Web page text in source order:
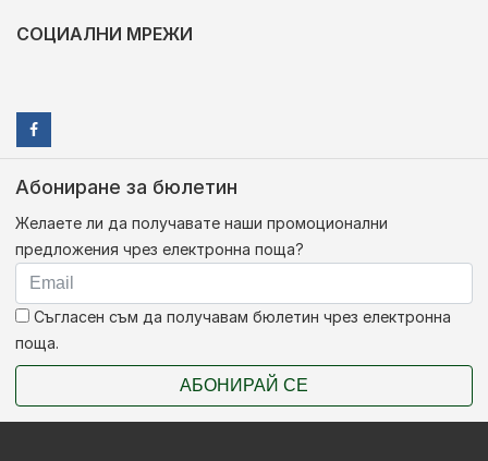
СОЦИАЛНИ МРЕЖИ
Абониране за бюлетин
Желаете ли да получавате наши промоционални
предложения чрез електронна поща?
Съгласен съм да получавам бюлетин чрез електронна
поща.
АБОНИРАЙ СЕ